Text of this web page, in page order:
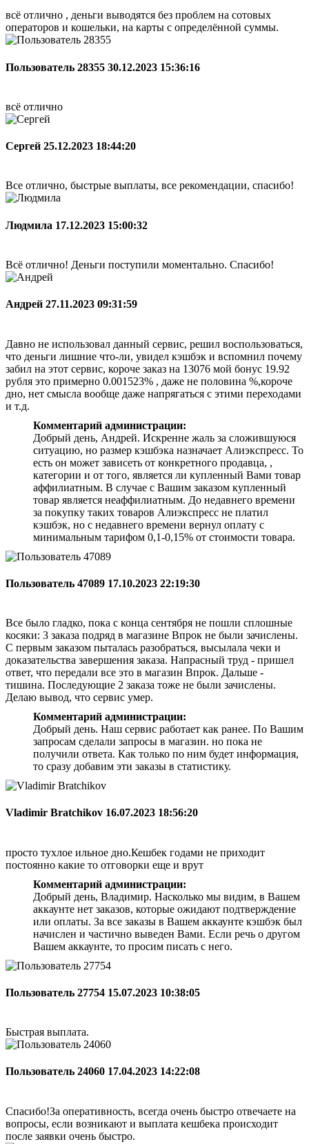
всё отлично , деньги выводятся без проблем на сотовых
операторов и кошельки, на карты с определённой суммы.
Пользователь 28355 30.12.2023 15:36:16
всё отлично
Сергей 25.12.2023 18:44:20
Все отлично, быстрые выплаты, все рекомендации, спасибо!
Людмила 17.12.2023 15:00:32
Всё отлично! Деньги поступили моментально. Спасибо!
Андрей 27.11.2023 09:31:59
Давно не использовал данный сервис, решил воспользоваться,
что деньги лишние что-ли, увидел кэшбэк и вспомнил почему
забил на этот сервис, короче заказ на 13076 мой бонус 19.92
рубля это примерно 0.001523% , даже не половина %,короче
дно, нет смысла вообще даже напрягаться с этими переходами
и т.д.
Комментарий администрации:
Добрый день, Андрей. Искренне жаль за сложившуюся
ситуацию, но размер кэшбэка назначает Алиэкспресс. То
есть он может зависеть от конкретного продавца, ,
категории и от того, является ли купленный Вами товар
аффилиатным. В случае с Вашим заказом купленный
товар является неаффилиатным. До недавнего времени
за покупку таких товаров Алиэкспресс не платил
кэшбэк, но с недавнего времени вернул оплату с
минимальным тарифом 0,1-0,15% от стоимости товара.
Пользователь 47089 17.10.2023 22:19:30
Все было гладко, пока с конца сентября не пошли сплошные
косяки: 3 заказа подряд в магазине Впрок не были зачислены.
С первым заказом пыталась разобраться, высылала чеки и
доказательства завершения заказа. Напрасный труд - пришел
ответ, что передали все это в магазин Впрок. Дальше -
тишина. Последующие 2 заказа тоже не были зачислены.
Делаю вывод, что сервис умер.
Комментарий администрации:
Добрый день. Наш сервис работает как ранее. По Вашим
запросам сделали запросы в магазин. но пока не
получили ответа. Как только по ним будет информация,
то сразу добавим эти заказы в статистику.
Vladimir Bratchikov 16.07.2023 18:56:20
просто тухлое ильное дно.Кешбек годами не приходит
постоянно какие то отговорки еще и врут
Комментарий администрации:
Добрый день, Владимир. Насколько мы видим, в Вашем
аккаунте нет заказов, которые ожидают подтверждение
или оплаты. За все заказы в Вашем аккаунте кэшбэк был
начислен и частично выведен Вами. Если речь о другом
Вашем аккаунте, то просим писать с него.
Пользователь 27754 15.07.2023 10:38:05
Быстрая выплата.
Пользователь 24060 17.04.2023 14:22:08
Спасибо!За оперативность, всегда очень быстро отвечаете на
вопросы, если возникают и выплата кешбека происходит
после заявки очень быстро.